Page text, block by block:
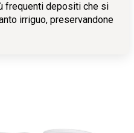
frequenti depositi che si
irriguo, preservandone